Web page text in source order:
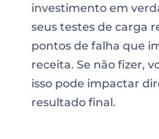
investimento em
seus testes de carga
pontos de falha que
receita. Se não fizer,
isso pode impactar
resultado final.